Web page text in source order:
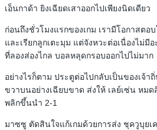
เอ็นกาด้า ยิงเฉียดเสาออกไปเพียงนิดเดียว
ก่อนถึงชั่วโมงแรกของเกม เรามีโอกาสตอ
และเรียกลูกเตะมุม แต่จังหวะต่อเนื่องไม่มี
ที่ลองส่องไกล บอลหลุดกรอบออกไปไม่มาก
อย่างไรก็ตาม ประตูต่อไปกลับเป็นของเจ้า
ขวาบนอย่างเฉียบขาด ส่งให้ เลย์เซ่น หม
พลิกขึ้นนำ 2-1
มาซซู ตัดสินใจแก้เกมด้วยการส่ง ชุควูบุยเ